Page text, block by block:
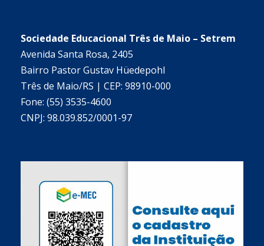
Sociedade Educacional Três de Maio – Setrem
Avenida Santa Rosa, 2405
Bairro Pastor Gustav Hüedepohl
Três de Maio/RS | CEP: 98910-000
Fone: (55) 3535-4600
CNPJ: 98.039.852/0001-97